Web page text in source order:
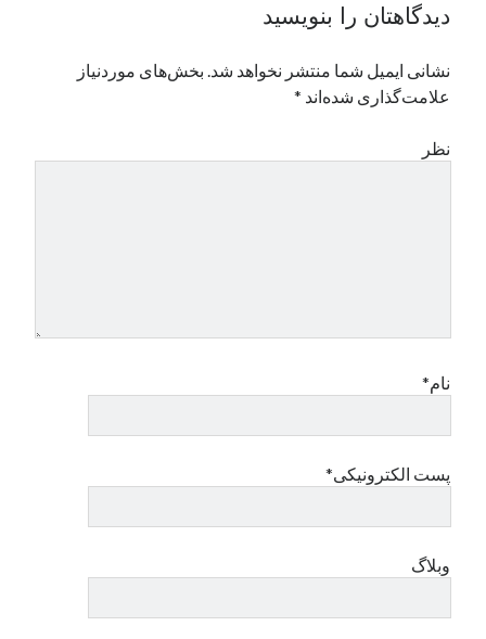
دیدگاهتان را بنویسید
نشانی ایمیل شما منتشر نخواهد شد. بخش‌های موردنیاز
علامت‌گذاری شده‌اند *
نظر
نام*
پست الکترونیکی*
وبلاگ